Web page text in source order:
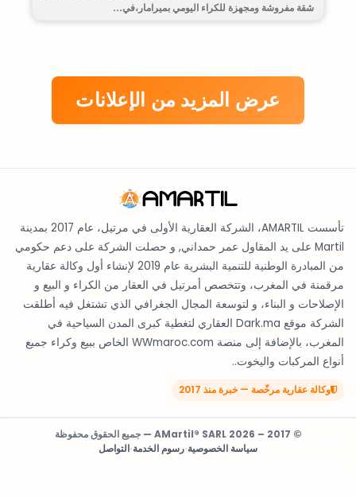
شقة مفروشة ومجهزة للكراء اليومي بميرامار،في...
عرض المزيد من الإعلانات
تأسست AMARTIL، الشركة العقارية الأولى في مرتيل، عام 2017 بمدينة
Martil على يد المقاول عمر حمداني, و حصلت الشركة على دعم حكومي
من المبادرة الوطنية للتنمية البشرية عام 2019 لإنشاء أول وكالة عقارية
مرقمنة في المغرب، وتتخصص أمرتيل في العقار من الكراء و البيع و
الإصلاحات و البناء، و لتوسعة المجال الجغرافي الذي تشتغل فيه أطلقت
الشركة موقع Dark.ma العقاري لتغطية كبرى المدن السياحية في
المغرب، بالإضافة إلى منصة WWmaroc.com الخاص ببيع وكراء جميع
أنواع المركبات واليخوت..
وكالة عقارية مرخّصة — خبرة منذ 2017
© 2017 – 2026 AMartil® SARL — جميع الحقوق محفوظة
سياسة الخصوصية·رسوم الخدمة·التواصل